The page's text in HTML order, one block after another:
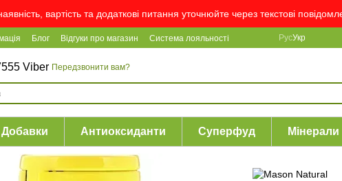
вартість та додаткові питання уточнюйте через текстові
Блог Відгуки про магазин Система лояльності РусУкр
Viber Передзвонити вам?
Добавки Антиоксиданти Суперфуд Мінерали